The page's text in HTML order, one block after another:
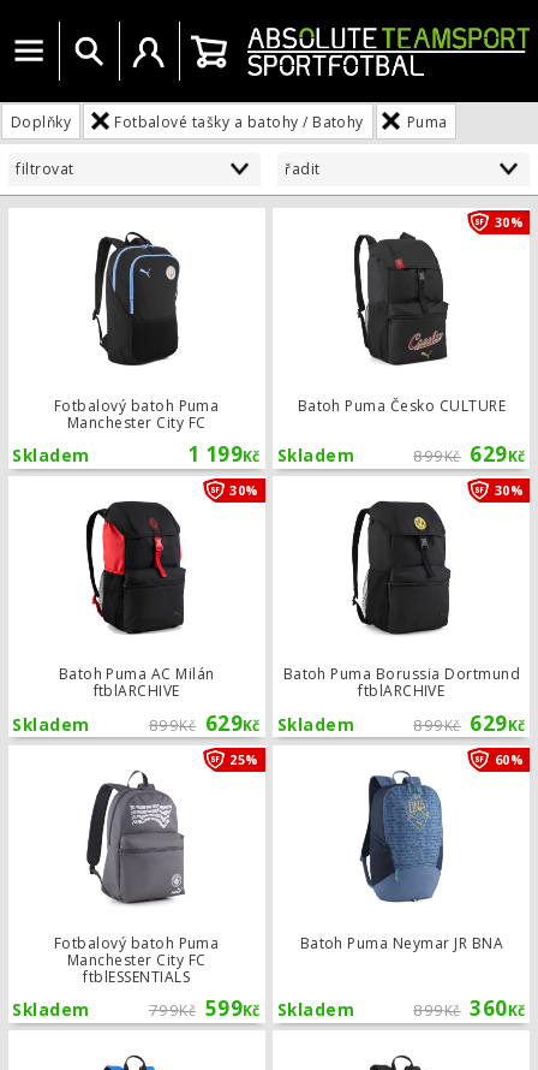
Menu Vyhledat Uživatelský účet
Košík
Doplňky Fotbalové tašky a batohy / Batohy Puma
filtrovat řadit
Fotbalový batoh Puma
Manchester City FC
1 199Kč
Skladem
Fotbalový batoh Puma Manchester
Batoh Puma Česko CULTURE
899Kč 629Kč
Skladem
30%
Batoh Puma AC Milán
ftblARCHIVE
899Kč 629Kč
Skladem
30% Batoh Puma AC Milán ftblARCHIVE
Batoh Puma Borussia Dortmund
ftblARCHIVE
899Kč 629Kč
Skladem
30%
Fotbalový batoh Puma
Manchester City FC
ftblESSENTIALS
799Kč 599Kč
Skladem
25% Fotbalový batoh Puma Manchester
Batoh Puma Neymar JR BNA
899Kč 360Kč
Skladem
60%